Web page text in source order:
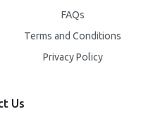
FAQs
Terms and Conditions
Privacy Policy
Us